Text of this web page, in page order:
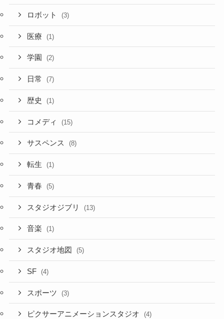
ロボット (3)
医療 (1)
学園 (2)
日常 (7)
歴史 (1)
コメディ (15)
サスペンス (8)
転生 (1)
青春 (5)
スタジオジブリ (13)
音楽 (1)
スタジオ地図 (5)
SF (4)
スポーツ (3)
ピクサーアニメーションスタジオ (4)